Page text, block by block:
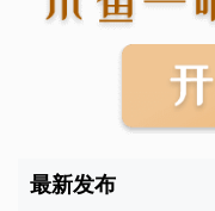
最新发布